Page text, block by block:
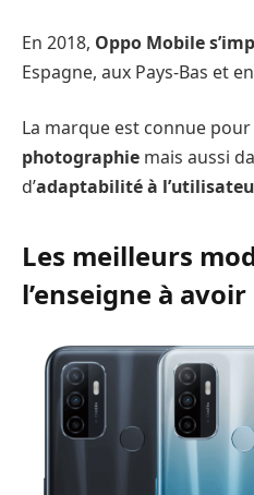
En 2018, Oppo Mobile
Espagne, aux Pays-Bas et
La marque est connue
photographie mais aussi
d’adaptabilité à
Les meilleurs
l’enseigne à